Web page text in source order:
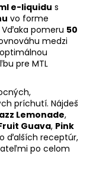
e-liquidu s
vo forme
Vďaka pomeru 50
medzi
pre MTL
príchutí. Nájdeš
Lemonade,
Guava, Pink
ďalších receptúr,
po celom